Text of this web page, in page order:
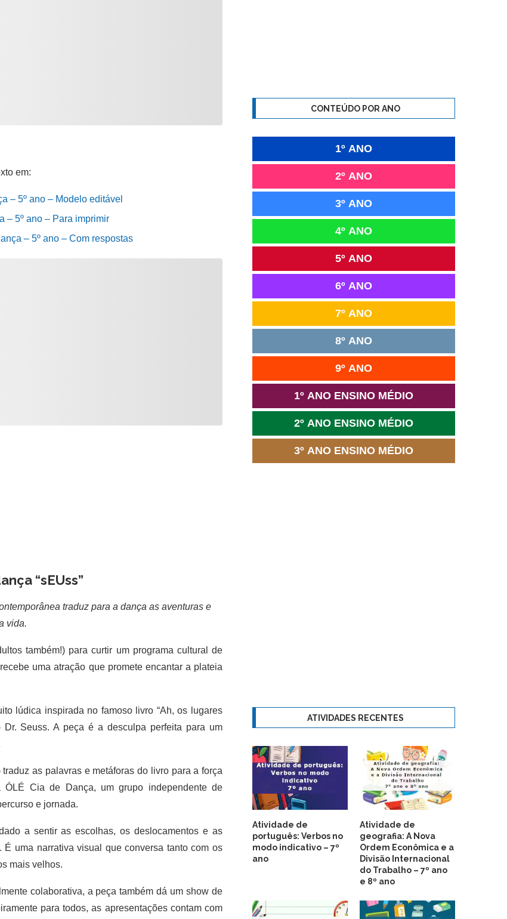
em:
– 5º ano – Modelo editável
– 5º ano – Para imprimir
– 5º ano – Com respostas
“sEUss”
traduz para a dança as aventuras e
vida.
também!) para curtir um programa cultural de
uma atração que promete encantar a plateia
lúdica inspirada no famoso livro “Ah, os lugares
Dr. Seuss. A peça é a desculpa perfeita para um
as palavras e metáforas do livro para a força
ÓLÉ Cia de Dança, um grupo independente de
e jornada.
a sentir as escolhas, os deslocamentos e as
uma narrativa visual que conversa tanto com os
mais velhos.
colaborativa, a peça também dá um show de
para todos, as apresentações contam com
CONTEÚDO POR ANO
1º ANO
2º ANO
3º ANO
4º ANO
5º ANO
6º ANO
7º ANO
8º ANO
9º ANO
1º ANO ENSINO MÉDIO
2º ANO ENSINO MÉDIO
3º ANO ENSINO MÉDIO
ATIVIDADES RECENTES
Atividade de
português: Verbos no
modo indicativo – 7º
ano
Atividade de
geografia: A Nova
Ordem Econômica e a
Divisão Internacional
do Trabalho – 7º ano
e 8º ano